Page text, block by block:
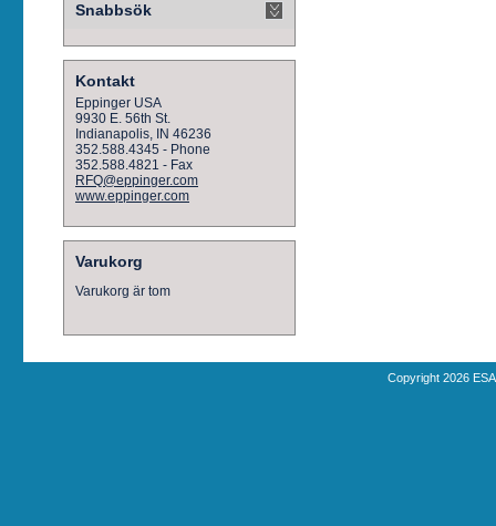
Snabbsök
Kontakt
Eppinger USA
9930 E. 56th St.
Indianapolis, IN 46236
352.588.4345 - Phone
352.588.4821 - Fax
RFQ@eppinger.com
www.eppinger.com
Varukorg
Varukorg är tom
Copyright 2026